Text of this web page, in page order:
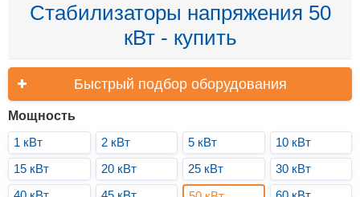
Стабилизаторы напряжения 50
кВт - купить
Быстрый подбор оборудования
Мощность
1 кВт
2 кВт 5 кВт
10 кВт
15 кВт
20 кВт 25 кВт
30 кВт